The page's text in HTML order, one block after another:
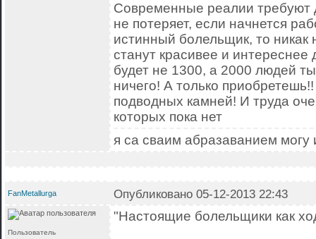
Современные реалии требуют
не потеряет, если начнется
истинный болельщик, то никак
станут красивее и
будет не 1300, а 2000 людей
ничего! А только
подводных камней! И труда
которых пока нет
я са сваим абразаванием могу
FanMetallurga Опубликовано 05-12-2013 22:43
Пользователь
"Настоящие болельщики как